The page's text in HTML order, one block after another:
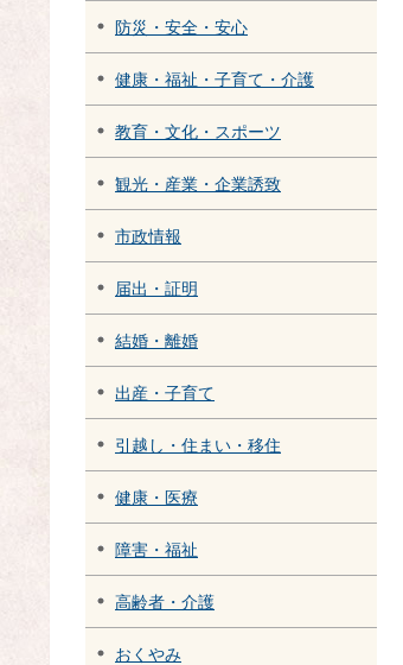
防災・安全・安心
健康・福祉・子育て・介護
教育・文化・スポーツ
観光・産業・企業誘致
市政情報
届出・証明
結婚・離婚
出産・子育て
引越し・住まい・移住
健康・医療
障害・福祉
高齢者・介護
おくやみ